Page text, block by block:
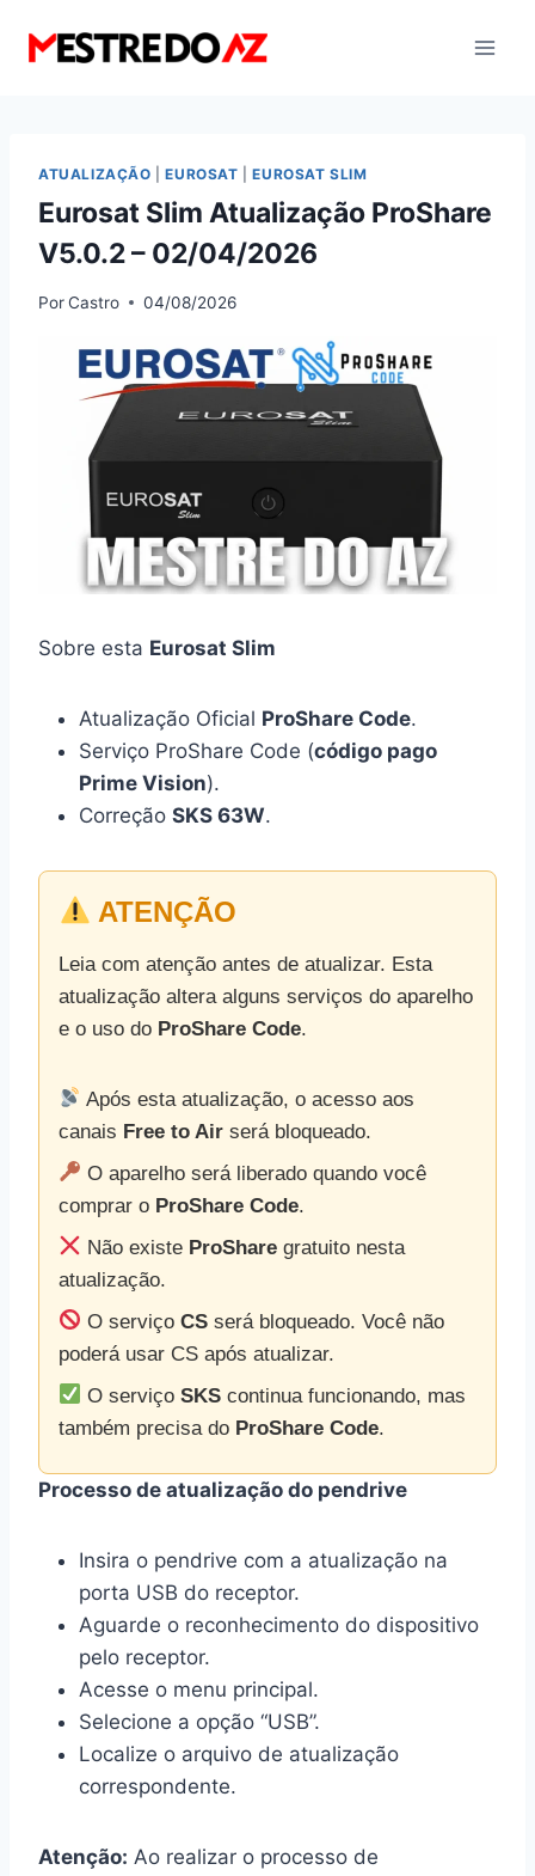
para
ATUALIZAÇÃO |EUROSAT |EUROSAT SLIM
Eurosat Slim Atualização ProShare
V5.0.2 – 02/04/2026
PorCastro 04/08/2026
Sobre esta Eurosat Slim
Atualização Oficial ProShare Code.
Serviço ProShare Code (código pago
Prime Vision).
Correção SKS 63W.
ATENÇÃO
Leia com atenção antes de atualizar. Esta
atualização altera alguns serviços do aparelho
e o uso do ProShare Code.
Após esta atualização, o acesso aos
canais Free to Air será bloqueado.
O aparelho será liberado quando você
comprar o ProShare Code.
Não existe ProShare gratuito nesta
atualização.
O serviçoCS será bloqueado. Você não
poderá usar CS após atualizar.
O serviçoSKS continua funcionando, mas
também precisa do ProShare Code.
Processo de atualização do pendrive
Insira o pendrive com a atualização na
porta USB do receptor.
Aguarde o reconhecimento do dispositivo
pelo receptor.
Acesse o menu principal.
Selecione a opção “USB”.
Localize o arquivo de atualização
correspondente.
Atenção: Ao realizar o processo de